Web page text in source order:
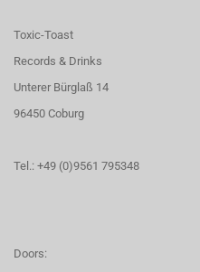
Toxic-Toast
Records & Drinks
Unterer Bürglaß 14
96450 Coburg
Tel.: +49 (0)9561 795348
Doors: